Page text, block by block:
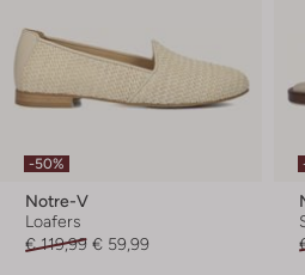
-50%
Notre-V
Loafers
€ 119,99 € 59,99